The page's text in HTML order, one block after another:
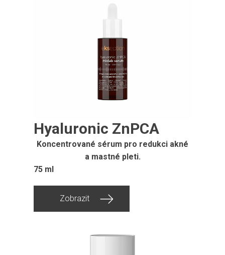
Hyaluronic ZnPCA
Koncentrované sérum pro redukci akné
a mastné pleti.
75 ml
Zobrazit